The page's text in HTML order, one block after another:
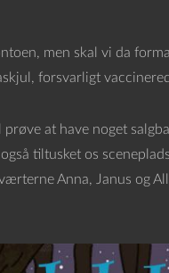
men skal vi da
forsvarligt
at have noget
tiltusket os
Anna, Janus og